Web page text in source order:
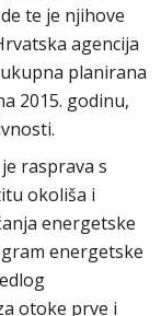
te je njihove
agencija
planirana
2015. godinu,
rasprava s
okoliša i
energetske
energetske
otoke prve i